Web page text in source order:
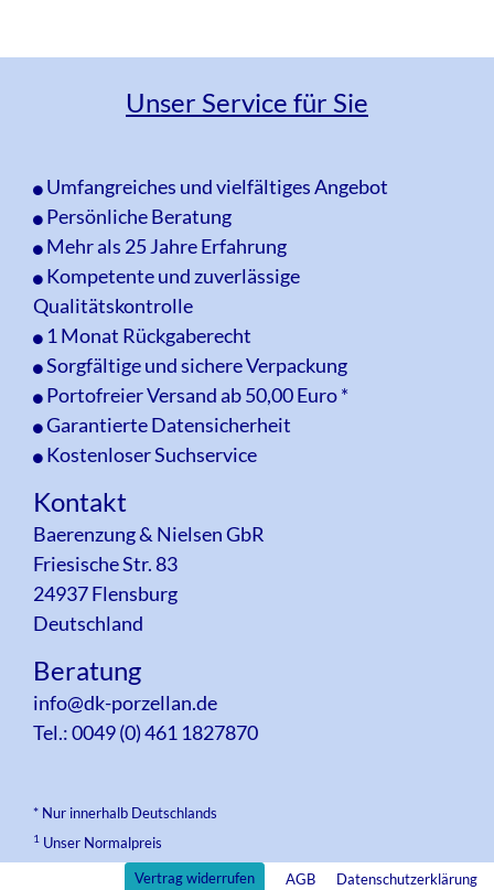
Unser Service für Sie
Umfangreiches und vielfältiges Angebot
Persönliche Beratung
Mehr als 25 Jahre Erfahrung
Kompetente und zuverlässige
Qualitätskontrolle
1 Monat Rückgaberecht
Sorgfältige und sichere Verpackung
Portofreier Versand ab 50,00 Euro *
Garantierte Datensicherheit
Kostenloser Suchservice
Kontakt
Baerenzung & Nielsen GbR
Friesische Str. 83
24937 Flensburg
Deutschland
Beratung
info@dk-porzellan.de
Tel.: 0049 (0) 461 1827870
* Nur innerhalb Deutschlands
1 Unser Normalpreis
Vertrag widerrufen
AGB Datenschutzerklärung